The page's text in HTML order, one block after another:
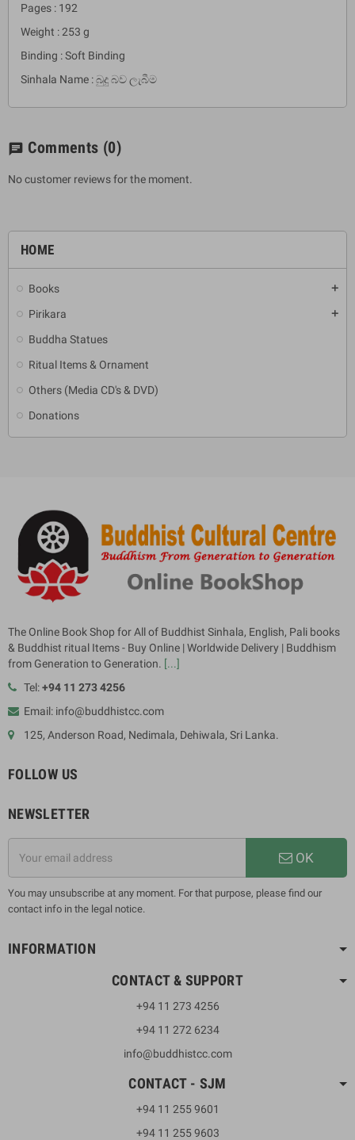
HOME
Books add
Pirikara add
Buddha Statues
Ritual Items & Ornament
Others (Media CD's & DVD)
Donations
Pages : 192
Weight : 253 g
Binding : Soft Binding
Sinhala Name : බුදු බව ලැබීම
chat Comments (0)
No customer reviews for the moment.
The Online Book Shop for All of Buddhist Sinhala, English, Pali books
& Buddhist ritual Items - Buy Online | Worldwide Delivery | Buddhism
from Generation to Generation. [...]
Tel:+94 11 273 4256
Email: info@buddhistcc.com
125, Anderson Road, Nedimala, Dehiwala, Sri Lanka.
FOLLOW US
NEWSLETTER
OK
You may unsubscribe at any moment. For that purpose, please find our
contact info in the legal notice.
INFORMATION
CONTACT & SUPPORT
+94 11 273 4256
+94 11 272 6234
info@buddhistcc.com
CONTACT - SJM
+94 11 255 9601
+94 11 255 9603